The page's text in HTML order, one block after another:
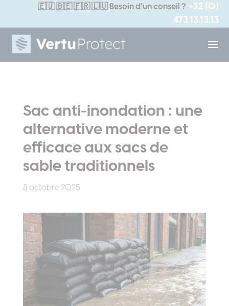
🇪🇺🇧🇪 🇫🇷 🇱🇺 Besoin d’un conseil ? +32 (0)
473.13.13.13
Sac anti-inondation : une
alternative moderne et
efficace aux sacs de
sable traditionnels
8 octobre 2025